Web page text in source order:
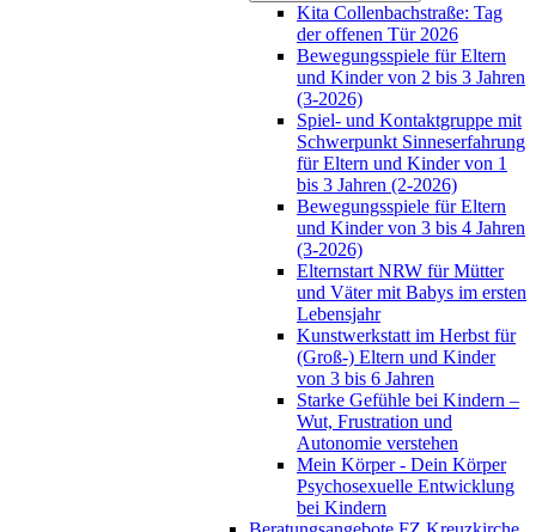
Kita Collenbachstraße: Tag
der offenen Tür 2026
Bewegungsspiele für Eltern
und Kinder von 2 bis 3 Jahren
(3-2026)
Spiel- und Kontaktgruppe mit
Schwerpunkt Sinneserfahrung
für Eltern und Kinder von 1
bis 3 Jahren (2-2026)
Bewegungsspiele für Eltern
und Kinder von 3 bis 4 Jahren
(3-2026)
Elternstart NRW für Mütter
und Väter mit Babys im ersten
Lebensjahr
Kunstwerkstatt im Herbst für
(Groß-) Eltern und Kinder
von 3 bis 6 Jahren
Starke Gefühle bei Kindern –
Wut, Frustration und
Autonomie verstehen
Mein Körper - Dein Körper
Psychosexuelle Entwicklung
bei Kindern